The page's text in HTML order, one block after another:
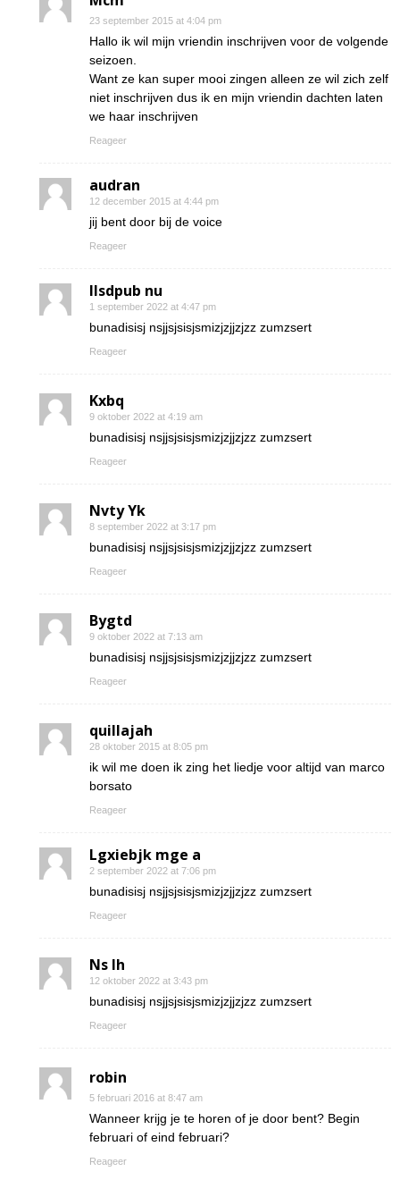
23 september 2015 at 4:04 pm
Hallo ik wil mijn vriendin inschrijven voor de volgende
seizoen.
Want ze kan super mooi zingen alleen ze wil zich zelf
niet inschrijven dus ik en mijn vriendin dachten laten
we haar inschrijven
Reageer
audran
12 december 2015 at 4:44 pm
jij bent door bij de voice
Reageer
Ilsdpub nu
1 september 2022 at 4:47 pm
bunadisisj nsjjsjsisjsmizjzjjzjzz zumzsert
Reageer
Kxbq
9 oktober 2022 at 4:19 am
bunadisisj nsjjsjsisjsmizjzjjzjzz zumzsert
Reageer
Nvty Yk
8 september 2022 at 3:17 pm
bunadisisj nsjjsjsisjsmizjzjjzjzz zumzsert
Reageer
Bygtd
9 oktober 2022 at 7:13 am
bunadisisj nsjjsjsisjsmizjzjjzjzz zumzsert
Reageer
quillajah
28 oktober 2015 at 8:05 pm
ik wil me doen ik zing het liedje voor altijd van marco
borsato
Reageer
Lgxiebjk mge a
2 september 2022 at 7:06 pm
bunadisisj nsjjsjsisjsmizjzjjzjzz zumzsert
Reageer
Ns Ih
12 oktober 2022 at 3:43 pm
bunadisisj nsjjsjsisjsmizjzjjzjzz zumzsert
Reageer
robin
5 februari 2016 at 8:47 am
Wanneer krijg je te horen of je door bent? Begin
februari of eind februari?
Reageer